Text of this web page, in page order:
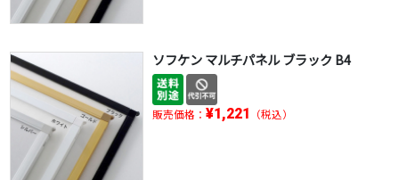
ソフケン マルチパネル ブラック B4
販売価格： ¥1,221 （税込）